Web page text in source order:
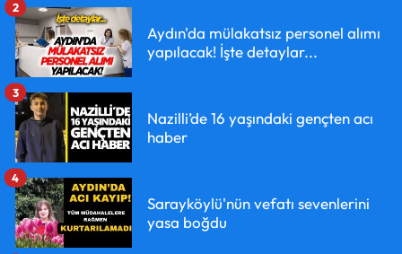
Aydın'da mülakatsız personel alımı
yapılacak! İşte detaylar...
2
Nazilli’de 16 yaşındaki gençten acı
haber
3
Sarayköylü'nün vefatı sevenlerini
yasa boğdu
4